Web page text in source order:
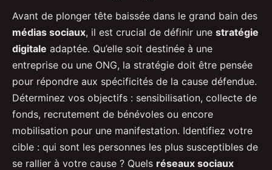
Avant de plonger tête baissée dans le grand bain des
médias sociaux, il est crucial de définir une stratégie
digitale adaptée. Qu’elle soit destinée à une
entreprise ou une ONG, la stratégie doit être pensée
pour répondre aux spécificités de la cause défendue.
Déterminez vos objectifs : sensibilisation, collecte de
fonds, recrutement de bénévoles ou encore
mobilisation pour une manifestation. Identifiez votre
cible : qui sont les personnes les plus susceptibles de
se rallier à votre cause ? Quels réseaux sociaux